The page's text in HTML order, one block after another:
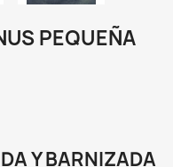
PEQUEÑA
Y BARNIZADA